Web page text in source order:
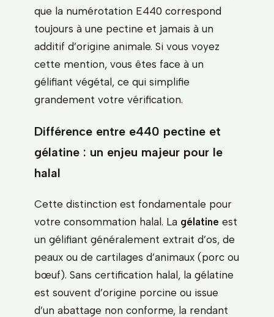
que la numérotation E440 correspond
toujours à une pectine et jamais à un
additif d’origine animale. Si vous voyez
cette mention, vous êtes face à un
gélifiant végétal, ce qui simplifie
grandement votre vérification.
Différence entre e440 pectine et
gélatine : un enjeu majeur pour le
halal
Cette distinction est fondamentale pour
votre consommation halal. La gélatine est
un gélifiant généralement extrait d’os, de
peaux ou de cartilages d’animaux (porc ou
bœuf). Sans certification halal, la gélatine
est souvent d’origine porcine ou issue
d’un abattage non conforme, la rendant